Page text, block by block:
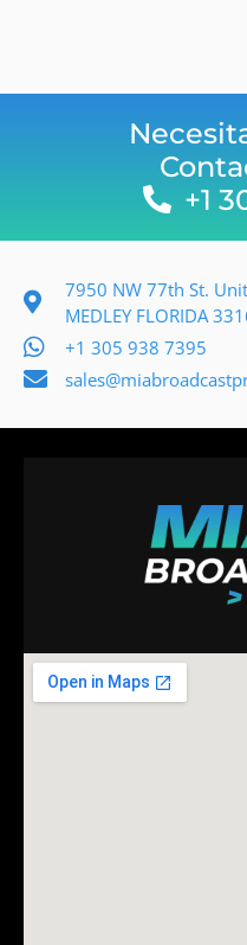
+1
7950 NW 77th St.
MEDLEY FLORIDA
+1 305 938 7395